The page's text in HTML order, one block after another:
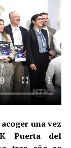
una vez
Puerta del